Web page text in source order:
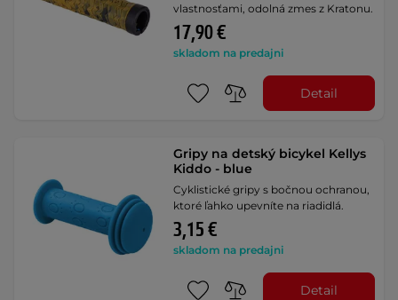
vlastnosťami, odolná zmes z Kratonu.
17,90 €
skladom na predajni
Detail
Gripy na detský bicykel Kellys
Kiddo - blue
Cyklistické gripy s bočnou ochranou,
ktoré ľahko upevníte na riadidlá.
3,15 €
skladom na predajni
Detail